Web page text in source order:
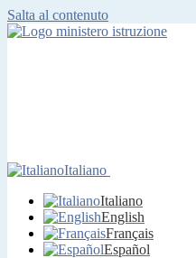
Salta al contenuto
Italiano
Italiano
English
Français
Español